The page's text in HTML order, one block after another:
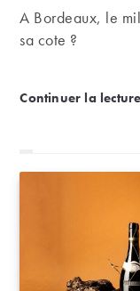
A Bordeaux, le
sa cote ?
Continuer la lecture